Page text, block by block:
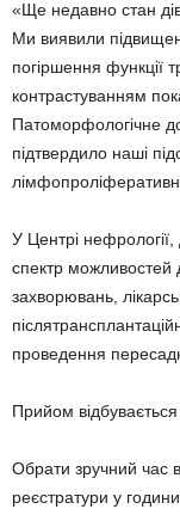
«Ще недавно стан
Ми виявили
погіршення функції
контрастуванням
Патоморфологічне
підтвердило наші
У Центрі нефрології,
спектр можливостей
захворювань,
проведення
Прийом
Обрати зручний час
реєстратури у